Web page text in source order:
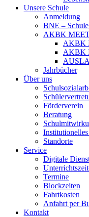
Unsere Schule
Anmeldung
BNE –
AKBK
AKBK
AKBK
Jahrbücher
Über uns
Förderverein
Beratung
Standorte
Service
Digitale
Termine
Blockzeiten
Fahrtkosten
Anfahrt per
Kontakt